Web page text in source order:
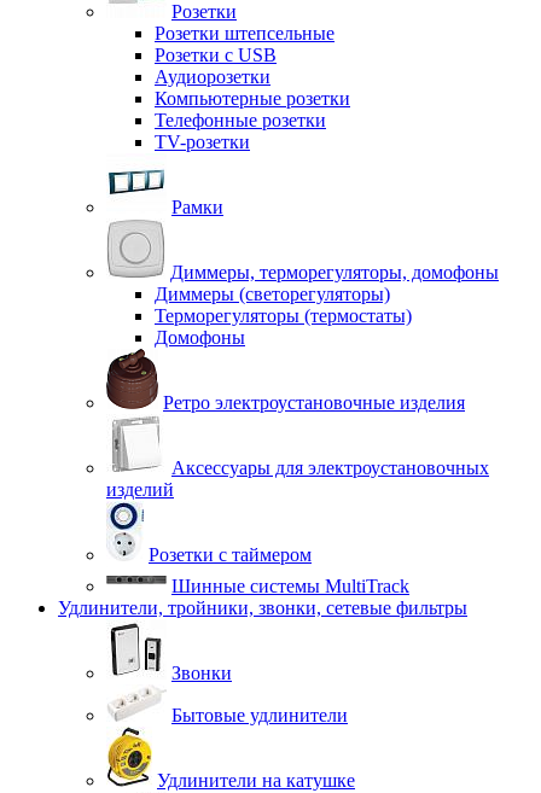
Розетки
Розетки штепсельные
Розетки с USB
Аудиорозетки
Компьютерные розетки
Телефонные розетки
TV-розетки
Рамки
Диммеры, терморегуляторы, домофоны
Диммеры (светорегуляторы)
Терморегуляторы (термостаты)
Домофоны
Ретро электроустановочные изделия
Аксессуары для электроустановочных
изделий
Розетки с таймером
Шинные системы MultiTrack
Удлинители, тройники, звонки, сетевые фильтры
Звонки
Бытовые удлинители
Удлинители на катушке